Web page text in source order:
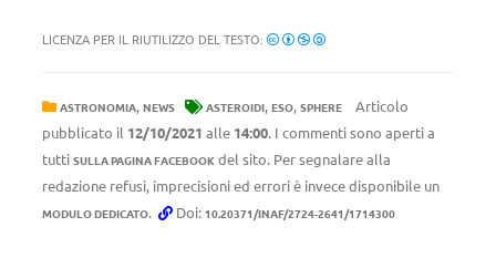
LICENZA PER IL RIUTILIZZO DEL TESTO:
ASTRONOMIA, NEWS ASTEROIDI, ESO, SPHERE
Articolo
pubblicato il 12/10/2021 alle 14:00. I commenti sono aperti a
tutti SULLA PAGINA FACEBOOK del sito. Per segnalare alla
redazione refusi, imprecisioni ed errori è invece disponibile un
MODULO DEDICATO. Doi: 10.20371/INAF/2724-2641/1714300